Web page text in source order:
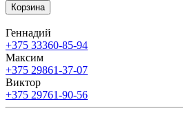
Корзина
Геннадий
+375 33360-85-94
Максим
+375 29861-37-07
Виктор
+375 29761-90-56